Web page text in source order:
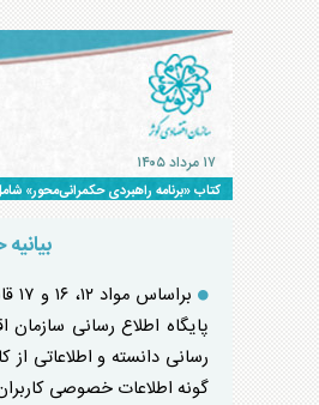
۱۷ مرداد ۱۴۰۵
کتاب «برنامه راهبردی حکمرانی‌محور» شامل
پایگاه اطلاع رسانی
رسانی دانسته و اطلاعاتی از
گونه اطلاعات خصوصی